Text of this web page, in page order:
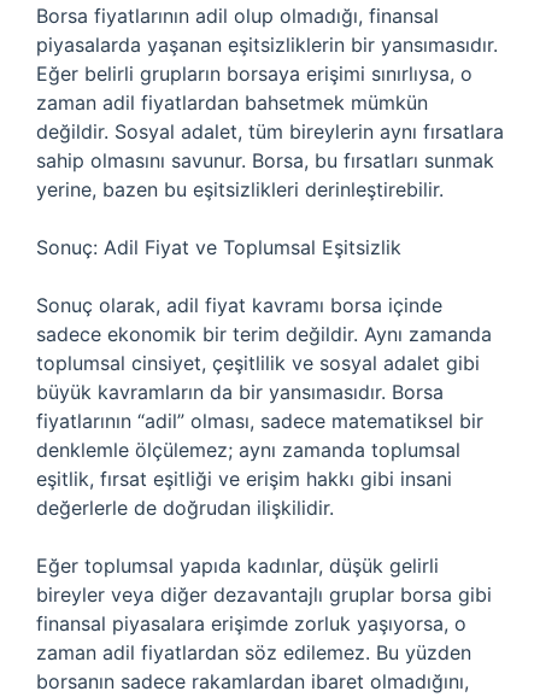
Borsa fiyatlarının adil olup olmadığı, finansal
piyasalarda yaşanan eşitsizliklerin bir yansımasıdır.
Eğer belirli grupların borsaya erişimi sınırlıysa, o
zaman adil fiyatlardan bahsetmek mümkün
değildir. Sosyal adalet, tüm bireylerin aynı fırsatlara
sahip olmasını savunur. Borsa, bu fırsatları sunmak
yerine, bazen bu eşitsizlikleri derinleştirebilir.
Sonuç: Adil Fiyat ve Toplumsal Eşitsizlik
Sonuç olarak, adil fiyat kavramı borsa içinde
sadece ekonomik bir terim değildir. Aynı zamanda
toplumsal cinsiyet, çeşitlilik ve sosyal adalet gibi
büyük kavramların da bir yansımasıdır. Borsa
fiyatlarının “adil” olması, sadece matematiksel bir
denklemle ölçülemez; aynı zamanda toplumsal
eşitlik, fırsat eşitliği ve erişim hakkı gibi insani
değerlerle de doğrudan ilişkilidir.
Eğer toplumsal yapıda kadınlar, düşük gelirli
bireyler veya diğer dezavantajlı gruplar borsa gibi
finansal piyasalara erişimde zorluk yaşıyorsa, o
zaman adil fiyatlardan söz edilemez. Bu yüzden
borsanın sadece rakamlardan ibaret olmadığını,